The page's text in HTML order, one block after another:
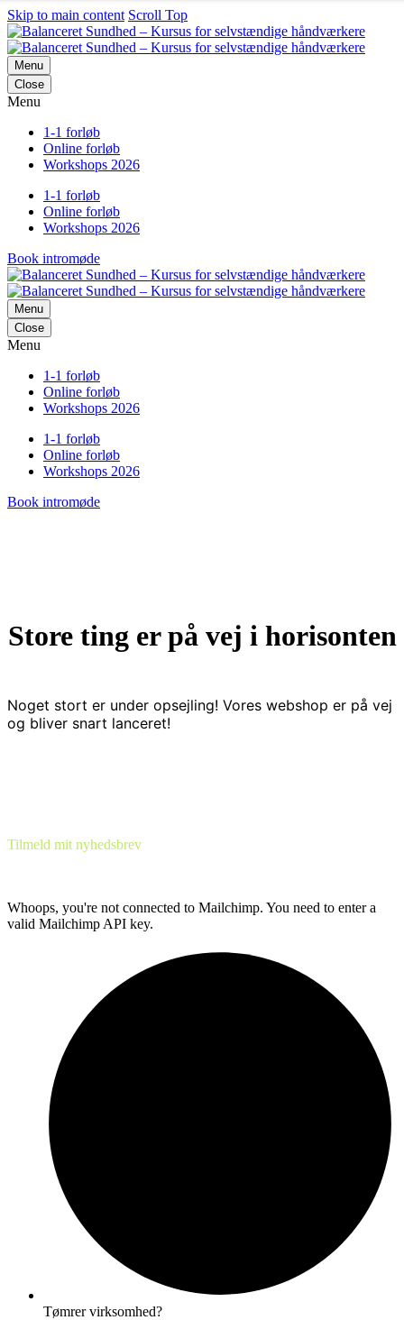
Skip to main content Scroll Top
Menu
Close
Menu
1-1 forløb
Online forløb
Workshops 2026
1-1 forløb
Online forløb
Workshops 2026
Book intromøde
Menu
Close
Menu
1-1 forløb
Online forløb
Workshops 2026
1-1 forløb
Online forløb
Workshops 2026
Book intromøde
Store ting er på vej i horisonten
Noget stort er under opsejling! Vores webshop er på vej
og bliver snart lanceret!
Tilmeld mit nyhedsbrev
Whoops, you're not connected to Mailchimp. You need to enter a
valid Mailchimp API key.
Tømrer virksomhed?